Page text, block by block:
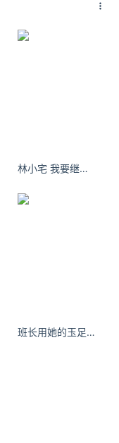
与喵了个咪的）
林小宅 我要继续做自己想做的事情 专注自己 提升自己
班长用她的玉足白丝帮我爽 不能贪心，贪心的话，连感知幸福的能力，都会失去